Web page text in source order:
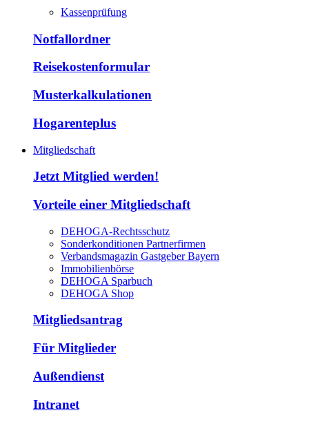
Kassenprüfung
Notfallordner
Reisekostenformular
Musterkalkulationen
Hogarenteplus
Mitgliedschaft
Jetzt Mitglied werden!
Vorteile einer Mitgliedschaft
DEHOGA-Rechtsschutz
Sonderkonditionen Partnerfirmen
Verbandsmagazin Gastgeber Bayern
Immobilienbörse
DEHOGA Sparbuch
DEHOGA Shop
Mitgliedsantrag
Für Mitglieder
Außendienst
Intranet